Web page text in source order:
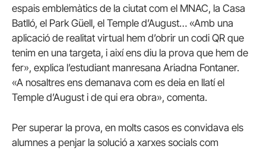
espais emblemàtics de la ciutat com el MNAC, la Casa
Batlló, el Park Güell, el Temple d’August… «Amb una
aplicació de realitat virtual hem d’obrir un codi QR que
tenim en una targeta, i així ens diu la prova que hem de
fer», explica l’estudiant manresana Ariadna Fontaner.
«A nosaltres ens demanava com es deia en llatí el
Temple d’August i de qui era obra», comenta.
Per superar la prova, en molts casos es convidava els
alumnes a penjar la solució a xarxes socials com